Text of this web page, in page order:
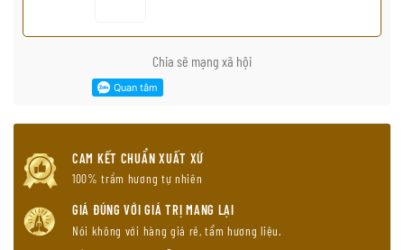
Chia sẽ mạng xã hội
CAM KẾT CHUẨN XUẤT XỨ
100% trầm hương tự nhiên
GIÁ ĐÚNG VỚI GIÁ TRỊ MANG LẠI
Nói không với hàng giá rẻ, tẩm hương liệu.